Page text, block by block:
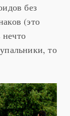
без
(это
нечто
то